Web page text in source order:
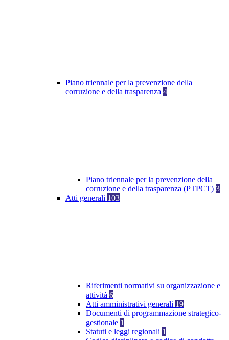
Piano triennale per la prevenzione della
corruzione e della trasparenza 4
Piano triennale per la prevenzione della
corruzione e della trasparenza (PTPCT) 3
Atti generali 103
Riferimenti normativi su organizzazione e
attività 6
Atti amministrativi generali 19
Documenti di programmazione strategico-
gestionale 1
Statuti e leggi regionali 1